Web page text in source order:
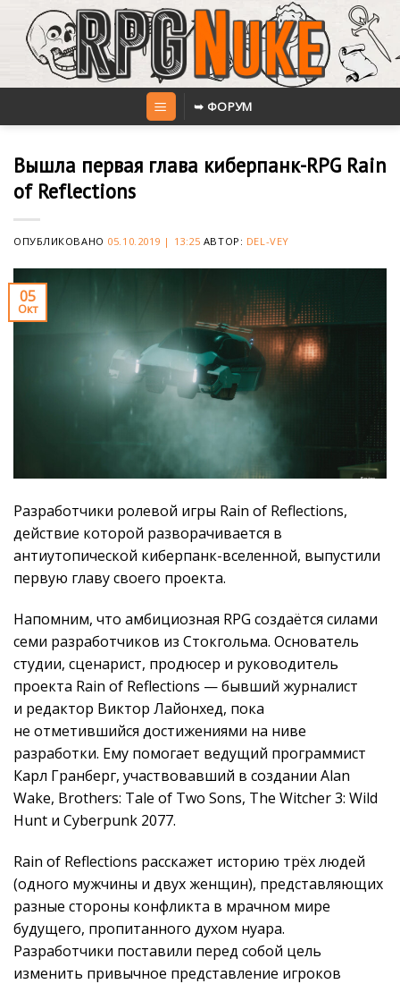
content
➥ ФОРУМ
Вышла первая глава киберпанк-RPG Rain
of Reflections
ОПУБЛИКОВАНО 05.10.2019 | 13:25 АВТОР: DEL-VEY
05
Окт
Разработчики ролевой игры Rain of Reflections,
действие которой разворачивается в
антиутопической киберпанк-вселенной, выпустили
первую главу своего проекта.
Напомним, что амбициозная RPG создаётся силами
семи разработчиков из Стокгольма. Основатель
студии, сценарист, продюсер и руководитель
проекта Rain of Reflections — бывший журналист
и редактор Виктор Лайонхед, пока
не отметившийся достижениями на ниве
разработки. Ему помогает ведущий программист
Карл Гранберг, участвовавший в создании Alan
Wake, Brothers: Tale of Two Sons, The Witcher 3: Wild
Hunt и Cyberpunk 2077.
Rain of Reflections расскажет историю трёх людей
(одного мужчины и двух женщин), представляющих
разные стороны конфликта в мрачном мире
будущего, пропитанного духом нуара.
Разработчики поставили перед собой цель
изменить привычное представление игроков